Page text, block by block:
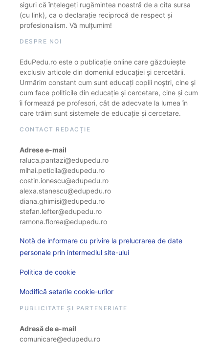
siguri că înțelegeți rugămintea noastră de a cita sursa
(cu link), ca o declarație reciprocă de respect și
profesionalism. Vă mulțumim!
DESPRE NOI
EduPedu.ro este o publicație online care găzduiește
exclusiv articole din domeniul educației și cercetării.
Urmărim constant cum sunt educați copiii noștri, cine și
cum face politicile din educație și cercetare, cine și cum
îi formează pe profesori, cât de adecvate la lumea în
care trăim sunt sistemele de educație și cercetare.
CONTACT REDACȚIE
Adrese e-mail
raluca.pantazi@edupedu.ro
mihai.peticila@edupedu.ro
costin.ionescu@edupedu.ro
alexa.stanescu@edupedu.ro
diana.ghimisi@edupedu.ro
stefan.lefter@edupedu.ro
ramona.florea@edupedu.ro
Notă de informare cu privire la prelucrarea de date
personale prin intermediul site-ului
Politica de cookie
Modifică setarile cookie-urilor
PUBLICITATE ȘI PARTENERIATE
Adresă de e-mail
comunicare@edupedu.ro